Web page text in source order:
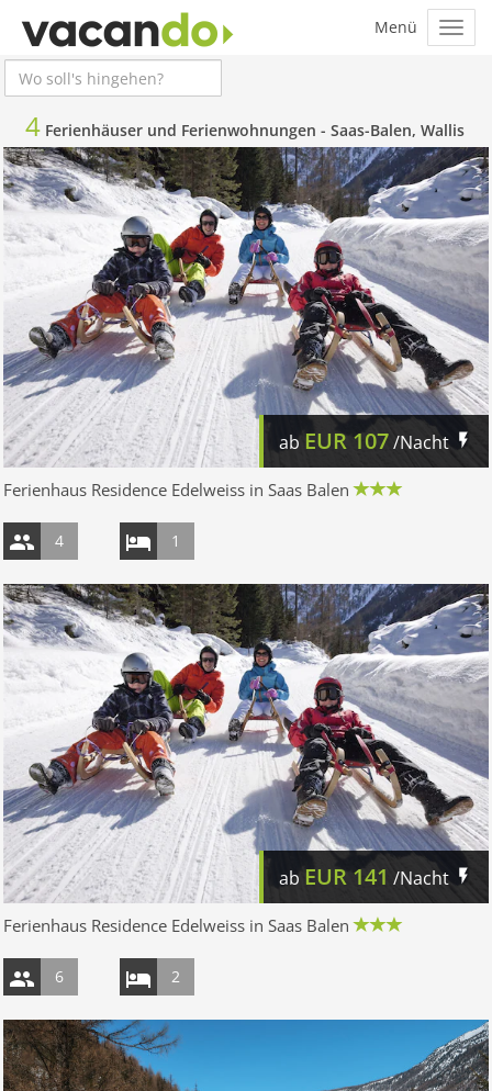
4 Ferienhäuser und Ferienwohnungen - Saas-Balen, Wallis
ab EUR 107/Nacht
Ferienhaus Residence Edelweiss in Saas Balen
4 1
ab EUR 141 /Nacht
Ferienhaus Residence Edelweiss in Saas Balen
6 2